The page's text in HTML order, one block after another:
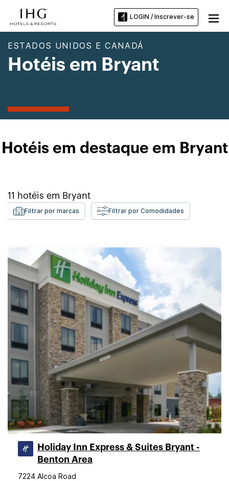
LOGIN / Inscrever-se
ESTADOS UNIDOS E CANADÁ
Hotéis em Bryant
Hotéis em destaque em Bryant
11 hotéis em Bryant
Filtrar por marcas Filtrar por Comodidades
Holiday Inn Express & Suites Bryant -
Benton Area
7224 Alcoa Road